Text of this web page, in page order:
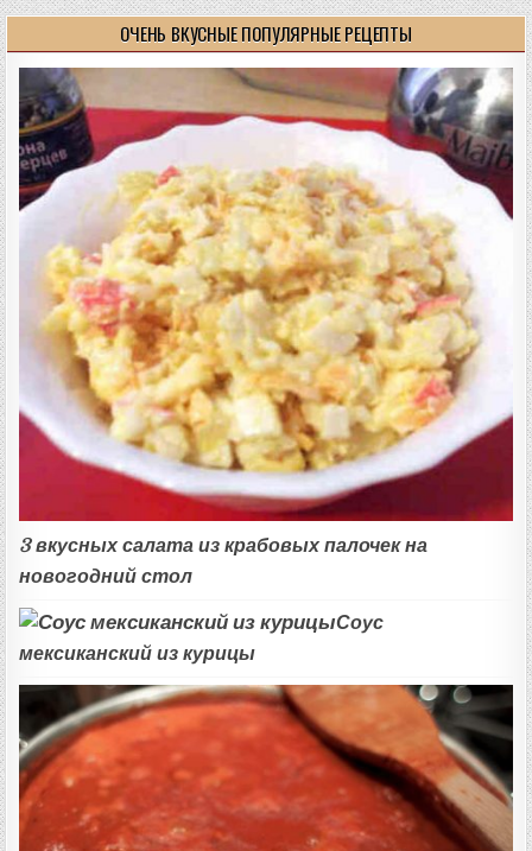
ОЧЕНЬ ВКУСНЫЕ ПОПУЛЯРНЫЕ РЕЦЕПТЫ
3 вкусных салата из крабовых палочек на
новогодний стол
Соус
мексиканский из курицы